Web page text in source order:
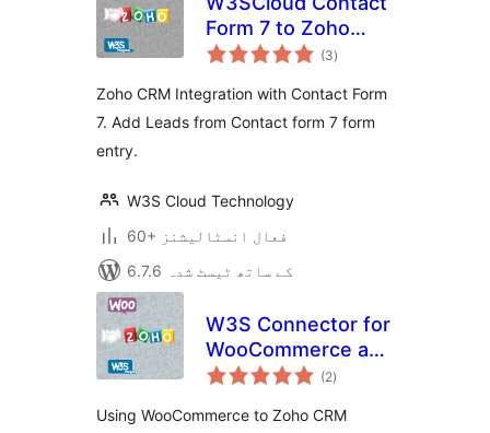
Form 7 to Zoho
CRM
(3مجموعی
درجہ
)
Zoho CRM Integration with Contact Form
7. Add Leads from Contact form 7 form
entry.
W3S Cloud Technology
60+ فعال انسٹالیشنز
6.7.6 کے ساتھ ٹیسٹ شدہ
W3S Connector for
WooCommerce and
Zoho CRM
(2مجموعی
درجہ
)
Using WooCommerce to Zoho CRM